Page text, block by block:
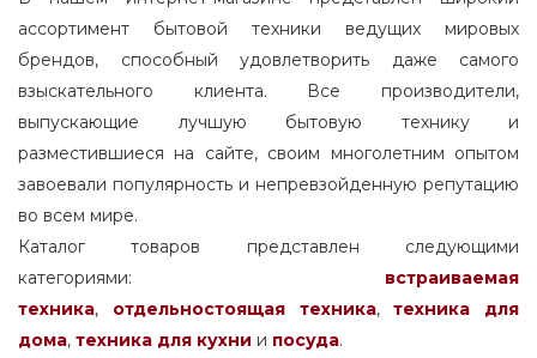
ампер
midea холодильник как переключить
как отрегулировать температуру в
холодильнике midea
потребление холодильника midea квт час
какой компрессор в холодильнике midea
как работает холодильник midea
ассортимент бытовой техники ведущих мировых
брендов, способный удовлетворить даже самого
взыскательного клиента. Все производители,
выпускающие лучшую бытовую технику и
разместившиеся на сайте, своим многолетним опытом
завоевали популярность и непревзойденную репутацию
во всем мире.
Каталог товаров представлен следующими
категориями: встраиваемая
техника, отдельностоящаятехника,
техника для
дома, техника для кухни и посуда.